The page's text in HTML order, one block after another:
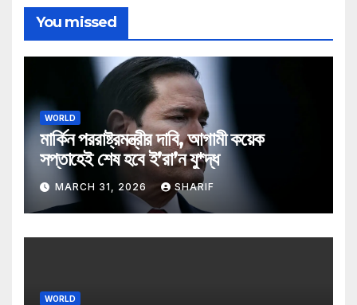
You missed
WORLD
মার্কিন পররাষ্ট্রমন্ত্রীর দাবি, আগামী কয়েক
সপ্তাহেই শেষ হবে ই’রা’ন যু*দ্ধ
MARCH 31, 2026 SHARIF
WORLD